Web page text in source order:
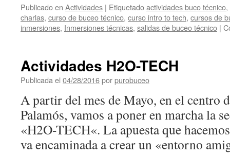
Publicado en Actividades | Etiquetadoactividades buco técnico,
charlas, curso de buceo técnico, curso intro to tech, cursos de
inmersiones, Inmersiones técnicas, salidas de buceo técnico |
Actividades H2O-TECH
Publicada el 04/28/2016porpurobuceo
A partir del mes de Mayo, en el centro
Palamós, vamos a poner en marcha la
«H2O-TECH«. La apuesta que
va encaminada a crear un «entorno